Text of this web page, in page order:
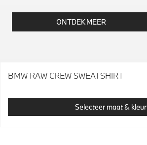
ONTDEK MEER
BMW RAW CREW SWEATSHIRT
Selecteer maat & kleur